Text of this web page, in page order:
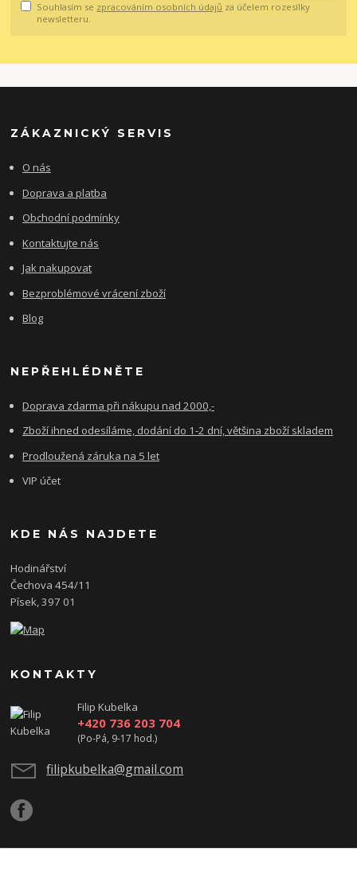
Souhlasím se zpracováním osobních údajů za účelem rozesílky
newsletteru.
ZÁKAZNICKÝ SERVIS
O nás
Doprava a platba
Obchodní podmínky
Kontaktujte nás
Jak nakupovat
Bezproblémové vrácení zboží
Blog
NEPŘEHLÉDNĚTE
Doprava zdarma při nákupu nad 2000,-
Zboží ihned odesíláme, dodání do 1-2 dní, většina zboží skladem
Prodloužená záruka na 5 let
VIP účet
KDE NÁS NAJDETE
Hodinářství
Čechova 454/11
Písek, 397 01
KONTAKTY
Filip Kubelka
+420 736 203 704
(Po-Pá, 9-17 hod.)
filipkubelka@gmail.com